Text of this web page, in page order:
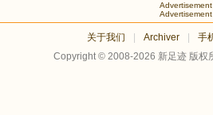
Advertisement
Advertisement
关于我们 Archiver 手
Copyright © 2008-2026 新足迹 版权